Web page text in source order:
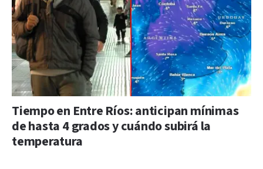
Tiempo en Entre Ríos: anticipan mínimas
de hasta 4 grados y cuándo subirá la
temperatura